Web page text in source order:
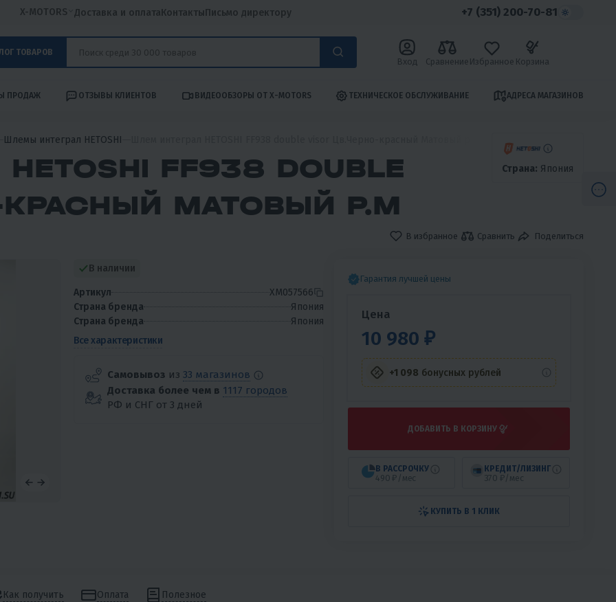
X-MOTORS Доставка и оплатаКонтактыПисьмо директору +7 (351) 200-70-81
ТОВАРОВ
Вход Сравнение Избранное Корзина
ПРОДАЖ ОТЗЫВЫ КЛИЕНТОВ ВИДЕООБЗОРЫ ОТ X-MOTORS ТЕХНИЧЕСКОЕ ОБСЛУЖИВАНИЕ АДРЕСА МАГАЗИНОВ
Шлемы интеграл HETOSHI
FF938 DOUBLE
КРАСНЫЙ МАТОВЫЙ Р.M
Страна: Япония
В избранное Сравнить Поделиться
В наличии
Артикул
XM057566
Страна бренда
Япония
Страна бренда
Япония
Все характеристики
Самовывоз из 33 магазинов
Доставка более чем в 1117 городов
РФ и СНГ от 3 дней
Гарантия лучшей цены
Цена
10 980 ₽
+1 098 бонусных рублей
ДОБАВИТЬ В КОРЗИНУ
В РАССРОЧКУ
490 ₽/мес
КРЕДИТ/ЛИЗИНГ
370 ₽/мес
КУПИТЬ В 1 КЛИК
Как получить Оплата Полезное